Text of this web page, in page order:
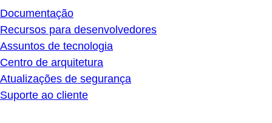
Documentação
Recursos para desenvolvedores
Assuntos de tecnologia
Centro de arquitetura
Atualizações de segurança
Suporte ao cliente